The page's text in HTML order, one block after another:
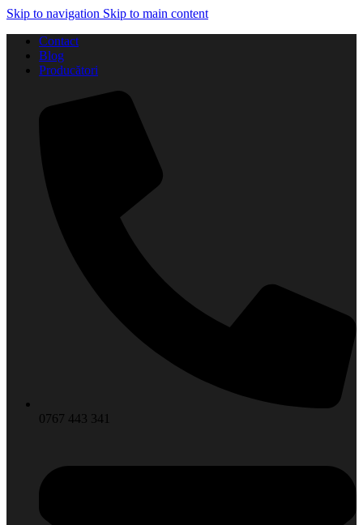
Skip to navigation Skip to main content
Contact
Blog
Producători
0767 443 341